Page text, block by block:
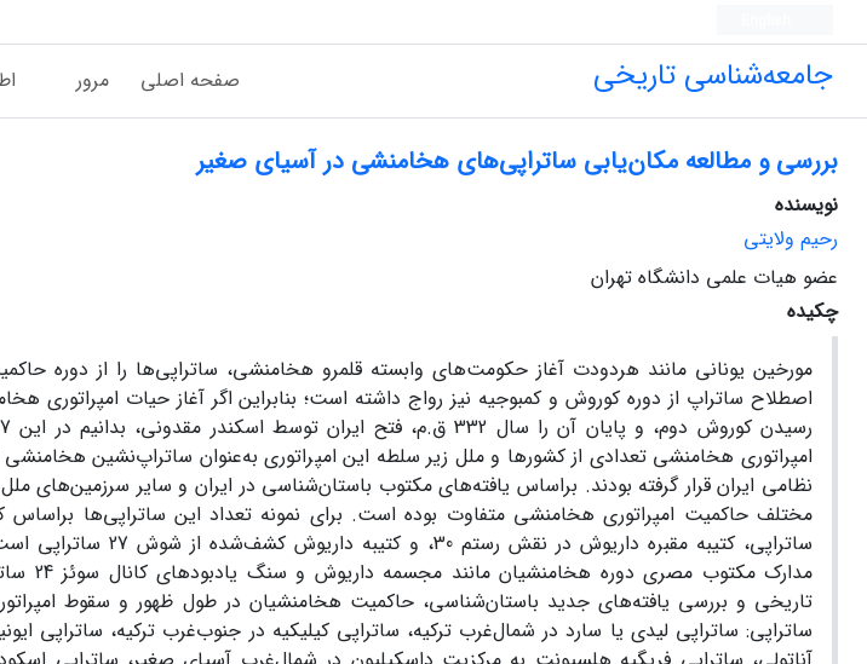
جامعه‌شناسی تاریخی صفحه اصلی مرور
بررسی و مطالعه مکان‌یابی ساتراپی‌های هخامنشی در آسیای صغیر
نویسنده
رحیم ولایتی
عضو هیات علمی دانشگاه تهران
چکیده
مورخین یونانی مانند هردودت آغاز حکومت‌های وابسته قلمرو هخامنشی، ساتراپی‌ها را از دوره
امپراتوری هخامنشی تعدادی از کشورها و ملل زیر سلطه این امپراتوری به‌عنوان ساتراپ‌نشین
نظامی ایران قرار گرفته بودند. براساس یافته‌های مکتوب باستان‌شناسی در ایران و سایر سرزمین‌های
ساتراپی، کتیبه مقبره
مدارک
ساتراپی: ساتراپی لیدی یا سارد در شمال‌غرب ترکیه، ساتراپی کیلیکیه در جنوب‌غرب ترکیه، ساتراپی